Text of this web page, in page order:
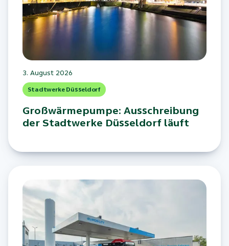
3. August 2026
Stadtwerke Düsseldorf
Großwärmepumpe: Ausschreibung
der Stadtwerke Düsseldorf läuft